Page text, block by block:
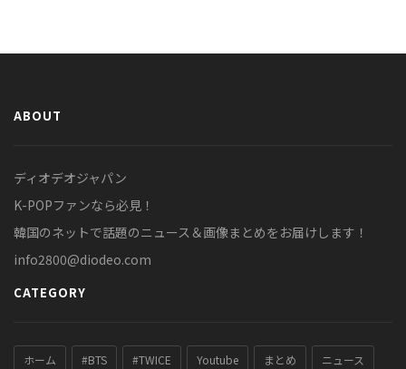
ABOUT
ディオデオジャパン
K-POPファンなら必見！
韓国のネットで話題のニュース＆画像まとめをお届けします！
info2800@diodeo.com
CATEGORY
ホーム #BTS #TWICE Youtube まとめ ニュース